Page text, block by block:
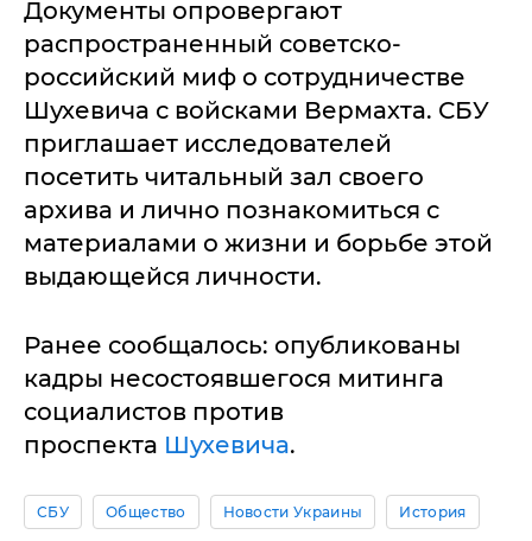
Документы опровергают
распространенный советско-
российский миф о сотрудничестве
Шухевича с войсками Вермахта. СБУ
приглашает исследователей
посетить читальный зал своего
архива и лично познакомиться с
материалами о жизни и борьбе этой
выдающейся личности.
Ранее сообщалось: опубликованы
кадры несостоявшегося митинга
социалистов против
проспекта Шухевича.
СБУ Общество Новости Украины История